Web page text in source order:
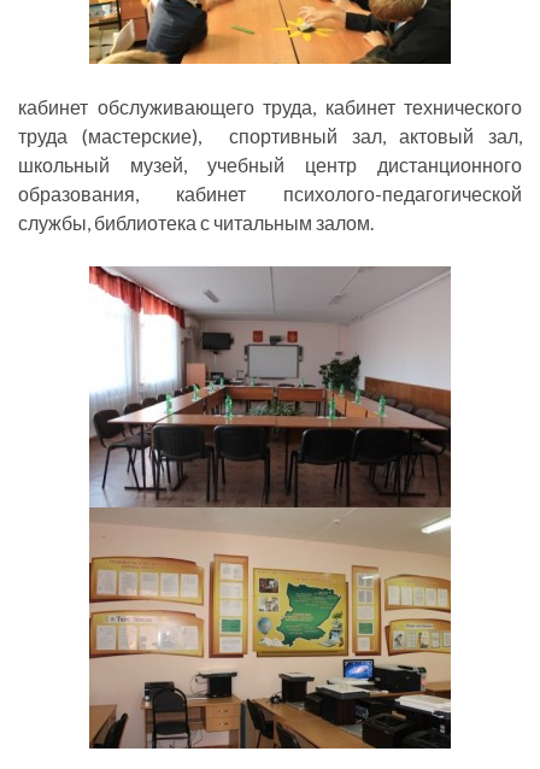
кабинет обслуживающего труда, кабинет технического
труда (мастерские), спортивный зал, актовый зал,
школьный музей, учебный центр дистанционного
образования, кабинет психолого-педагогической
службы, библиотека с читальным залом.